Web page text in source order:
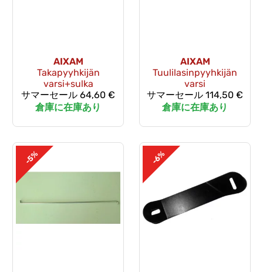
AIXAM
Takapyyhkijän
varsi+sulka
サマーセール 64,60 €
倉庫に在庫あり
AIXAM
Tuulilasinpyyhkijän
varsi
サマーセール 114,50 €
倉庫に在庫あり
-5% -6%